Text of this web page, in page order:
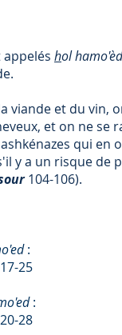
hol hamo'èd
viande et du vin,
et on ne se
qui en
y a un risque
104-106).
:
25
:
28